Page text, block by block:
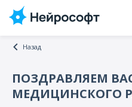
Назад
ПОЗДРАВЛЯЕМ
МЕДИЦИНСКОГО